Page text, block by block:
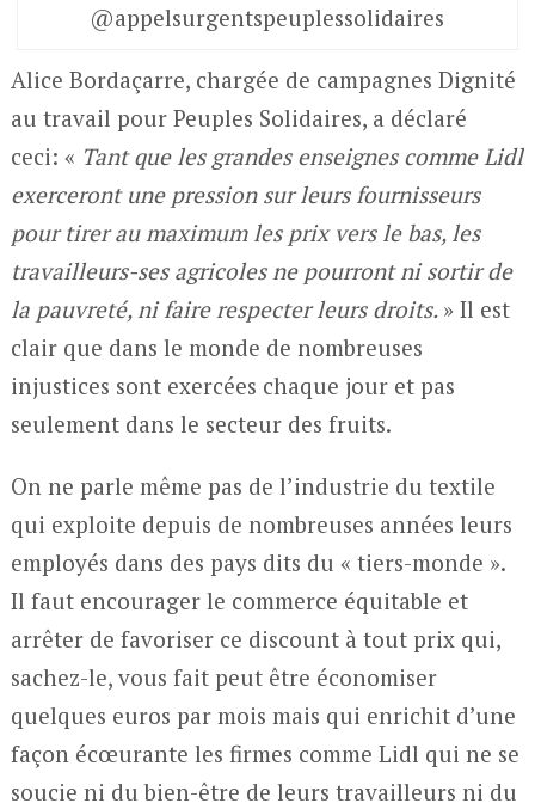
@appelsurgentspeuplessolidaires
Alice Bordaçarre, chargée de campagnes Dignité
au travail pour Peuples Solidaires, a déclaré
ceci: « Tant que les grandes enseignes comme Lidl
exerceront une pression sur leurs fournisseurs
pour tirer au maximum les prix vers le bas, les
travailleurs-ses agricoles ne pourront ni sortir de
la pauvreté, ni faire respecter leurs droits. » Il est
clair que dans le monde de nombreuses
injustices sont exercées chaque jour et pas
seulement dans le secteur des fruits.
On ne parle même pas de l’industrie du textile
qui exploite depuis de nombreuses années leurs
employés dans des pays dits du « tiers-monde ».
Il faut encourager le commerce équitable et
arrêter de favoriser ce discount à tout prix qui,
sachez-le, vous fait peut être économiser
quelques euros par mois mais qui enrichit d’une
façon écœurante les firmes comme Lidl qui ne se
soucie ni du bien-être de leurs travailleurs ni du